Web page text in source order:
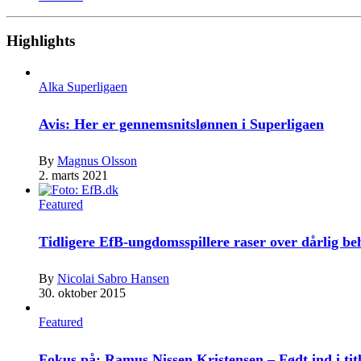
Highlights
Alka Superligaen
Avis: Her er gennemsnitslønnen i Superligaen
By Magnus Olsson
2. marts 2021
Featured
Tidligere EfB-ungdomsspillere raser over dårlig
By Nicolai Sabro Hansen
30. oktober 2015
Featured